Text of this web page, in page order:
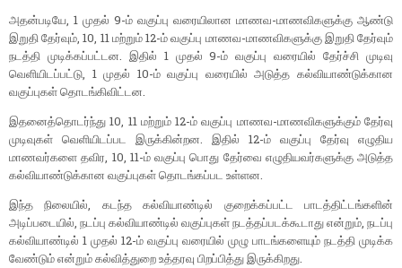
அதன்படியே, 1 முதல் 9-ம் வகுப்பு வரையிலான மாணவ-மாணவிகளுக்கு ஆண்டு
இறுதி தேர்வும், 10, 11 மற்றும் 12-ம் வகுப்பு மாணவ-மாணவிகளுக்கு இறுதி தேர்வும்
நடத்தி முடிக்கப்பட்டன. இதில் 1 முதல் 9-ம் வகுப்பு வரையில் தேர்ச்சி முடிவு
வெளியிடப்பட்டு, 1 முதல் 10-ம் வகுப்பு வரையில் அடுத்த கல்வியாண்டுக்கான
வகுப்புகள் தொடங்கிவிட்டன.
இதனைத்தொடர்ந்து 10, 11 மற்றும் 12-ம் வகுப்பு மாணவ-மாணவிகளுக்கும் தேர்வு
முடிவுகள் வெளியிடப்பட இருக்கின்றன. இதில் 12-ம் வகுப்பு தேர்வு எழுதிய
மாணவர்களை தவிர, 10, 11-ம் வகுப்பு பொது தேர்வை எழுதியவர்களுக்கு அடுத்த
கல்வியாண்டுக்கான வகுப்புகள் தொடங்கப்பட உள்ளன.
இந்த நிலையில், கடந்த கல்வியாண்டில் குறைக்கப்பட்ட பாடத்திட்டங்களின்
அடிப்படையில், நடப்பு கல்வியாண்டில் வகுப்புகள் நடத்தப்படக்கூடாது என்றும், நடப்பு
கல்வியாண்டில் 1 முதல் 12-ம் வகுப்பு வரையில் முழு பாடங்களையும் நடத்தி முடிக்க
வேண்டும் என்றும் கல்வித்துறை உத்தரவு பிறப்பித்து இருக்கிறது.